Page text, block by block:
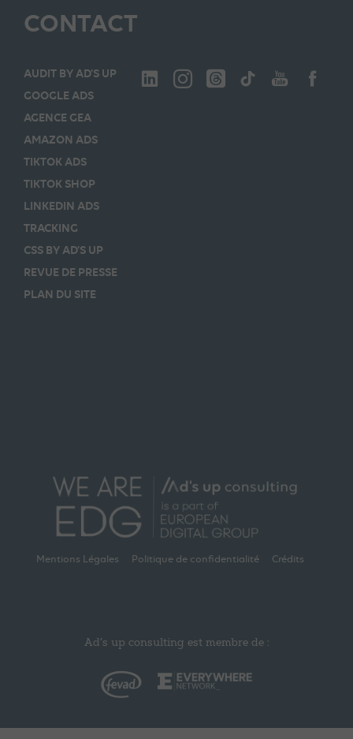
CONTACT
AUDIT BY AD’S UP
GOOGLE ADS
AGENCE GEA
AMAZON ADS
TIKTOK ADS
TIKTOK SHOP
LINKEDIN ADS
TRACKING
CSS BY AD’S UP
REVUE DE PRESSE
PLAN DU SITE
Mentions Légales Politique de confidentialité Crédits
Ad’s up consulting est membre de :